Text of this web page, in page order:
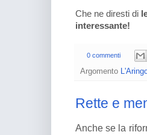
Che ne diresti di
interessante!
0 commenti
Argomento
Rette e
Anche se la